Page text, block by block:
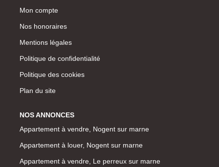
Mon compte
Nos honoraires
Mentions légales
Politique de confidentialité
Politique des cookies
Plan du site
NOS ANNONCES
Appartement à vendre, Nogent sur marne
Appartement à louer, Nogent sur marne
Appartement à vendre, Le perreux sur marne